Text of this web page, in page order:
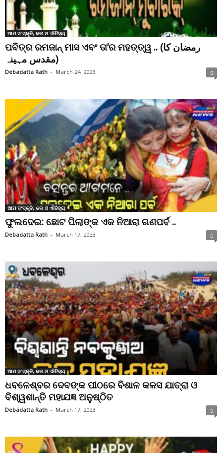
ଆମ ସଂସ୍କୃତି, କଳା ଓ ଐତିହ୍ୟ
ପବିତ୍ର ରମଜାନ୍ ମାସ ଏବଂ ତା’ର ମହତ୍ତ୍ୱ .. (رمضان کا
مقدس مہینہ)
Debadatta Rath - March 24, 2023 0
ଆମ ସଂସ୍କୃତି, କଳା ଓ ଐତିହ୍ୟ
ଫୁଲଦେଇ: ଛୋଟ ପିଲାଙ୍କ ଏକ ନିଆରା ଗଣପର୍ବ ..
Debadatta Rath - March 17, 2023 0
ଆମ ସଂସ୍କୃତି, କଳା ଓ ଐତିହ୍ୟ
ଧବଳେଶ୍ବର ଦେବଙ୍କ ପୀଠରେ ବିଶାଳ କଳସ ଯାତ୍ରା ଓ
ବିଶ୍ୱଶାନ୍ତି ମହାଯଜ୍ଞ ଅନୁଷ୍ଠିତ
Debadatta Rath - March 17, 2023 0